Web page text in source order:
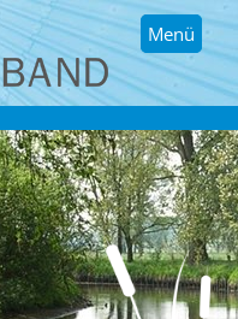
Menü